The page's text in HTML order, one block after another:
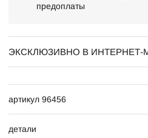
предоплаты
ЭКСКЛЮЗИВНО В ИНТЕРНЕТ-
артикул 96456
детали